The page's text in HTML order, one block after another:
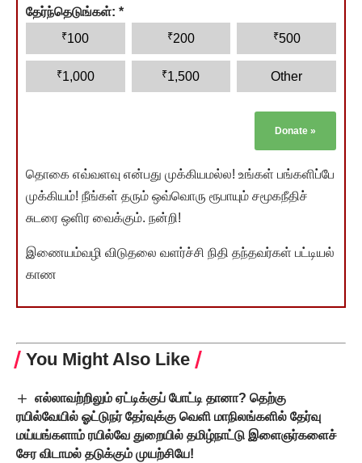
தேர்ந்தெடுங்கள்: *
₹100 ₹200 ₹500
₹1,000 ₹1,500 Other
Donate »
தொகை எவ்வளவு என்பது முக்கியமல்ல! உங்கள் பங்களிப்பே
முக்கியம்! நீங்கள் தரும் ஒவ்வொரு ரூபாயும் சமூகநீதிச்
சுடரை ஒளிர வைக்கும். நன்றி!
இணையம்வழி விடுதலை வளர்ச்சி நிதி தந்தவர்கள் பட்டியல்
காண
You Might Also Like
எல்லாவற்றிலும் ஏட்டிக்குப் போட்டி தானா? தெற்கு
ரயில்வேயில் ஓட்டுநர் தேர்வுக்கு வெளி மாநிலங்களில் தேர்வு
மய்யங்களாம் ரயில்வே துறையில் தமிழ்நாட்டு இளைஞர்களைச்
சேர விடாமல் தடுக்கும் முயற்சியே!